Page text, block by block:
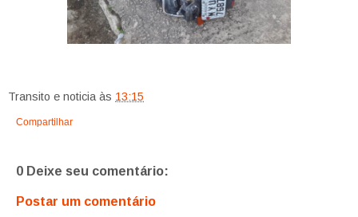
Transito e noticia às 13:15
Compartilhar
0 Deixe seu comentário:
Postar um comentário